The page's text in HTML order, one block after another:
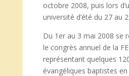
octobre 2008, puis lors
université d’été du 27 au
Du 1er au 3 mai 2008 se
le congrès annuel de la
représentant quelques
évangéliques baptistes en